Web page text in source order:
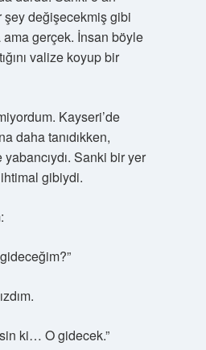
değişecekmiş gibi
gerçek. İnsan böyle
valize koyup bir
Kayseri’de
daha tanıdıkken,
Sanki bir yer
gibiydi.
ki… O gidecek.”